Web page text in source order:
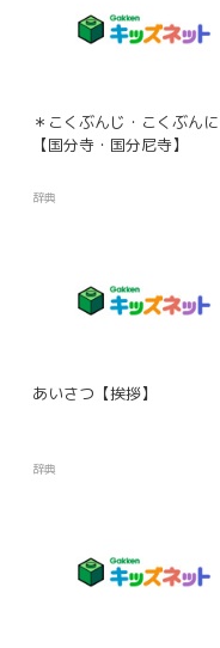
＊こくぶんじ・こくぶん
【国分寺・国分尼寺】
辞典
あいさつ【挨拶】
辞典